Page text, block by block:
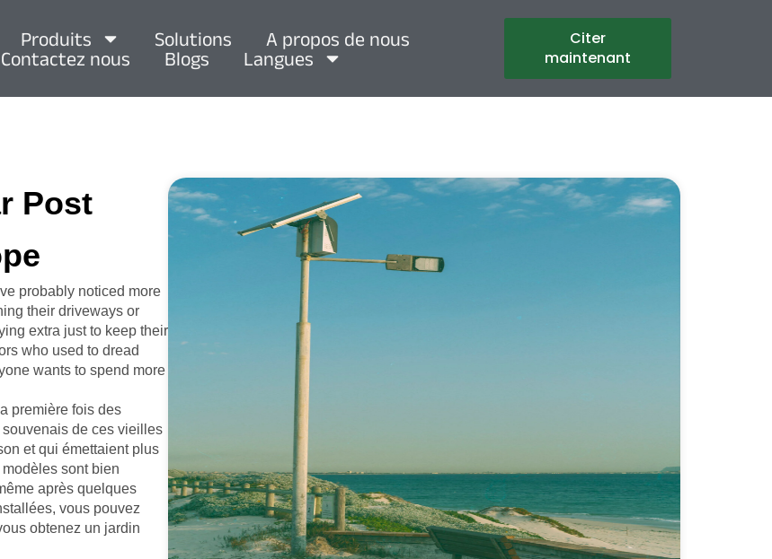
Produits Solutions
A propos de nous
Contactez nous
Blogs Langues
Citer
maintenant
Post
probably noticed more
their driveways or
extra just to keep their
who used to dread
wants to spend more
première fois des
de ces vieilles
et qui émettaient plus
sont bien
après quelques
vous pouvez
obtenez un jardin